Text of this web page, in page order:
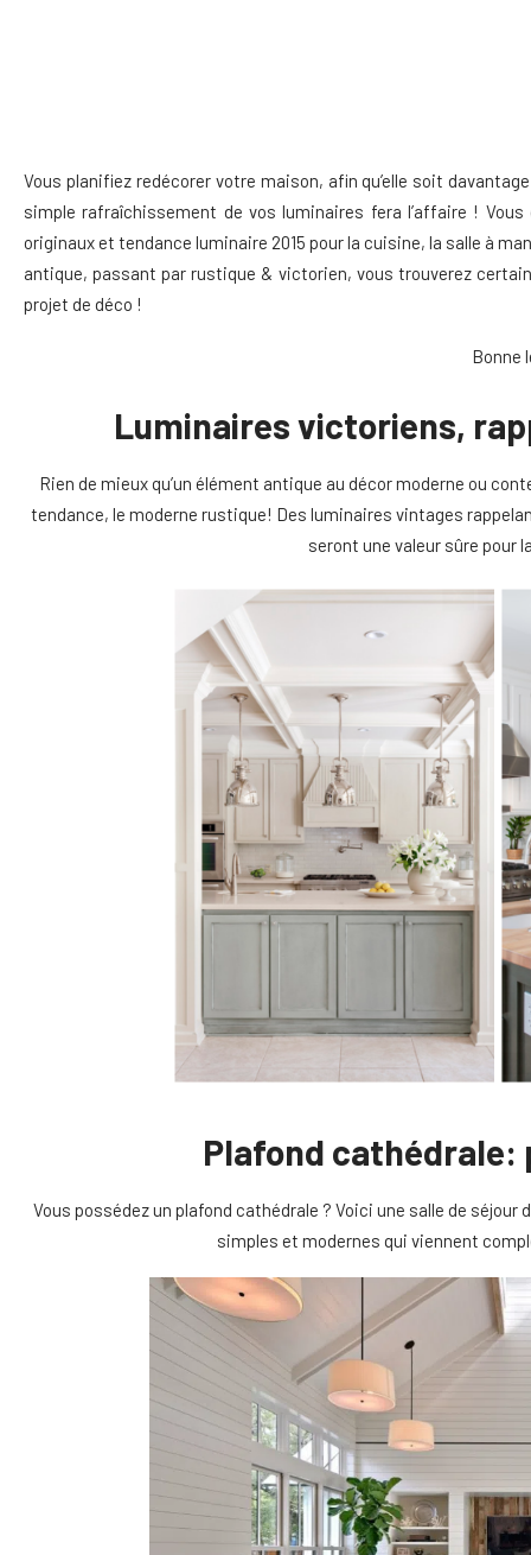
Vous planifiez redécorer votre maison, afin qu’elle soit
simple rafraîchissement de vos luminaires fera l’affaire !
originaux et tendance luminaire 2015 pour la cuisine, la salle à
antique, passant par rustique & victorien, vous trouverez
projet de déco !
Bonne
Luminaires victoriens,
Rien de mieux qu’un élément antique au décor moderne ou
tendance, le moderne rustique! Des luminaires vintages
seront une valeur sûre pour
Plafond cathédrale:
Vous possédez un plafond cathédrale ? Voici une salle de
simples et modernes qui viennent